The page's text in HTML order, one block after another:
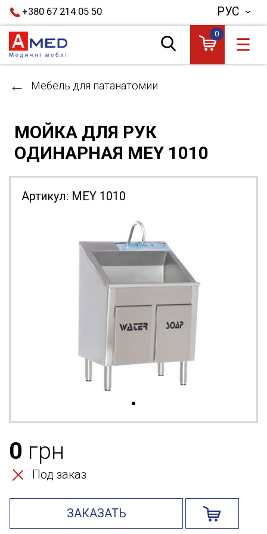
+380 67 214 05 50 РУС
0
☰
Мебель для патанатомии
МОЙКА ДЛЯ РУК
ОДИНАРНАЯ MEY 1010
Артикул: MEY 1010
0 грн
Под заказ
ЗАКАЗАТЬ